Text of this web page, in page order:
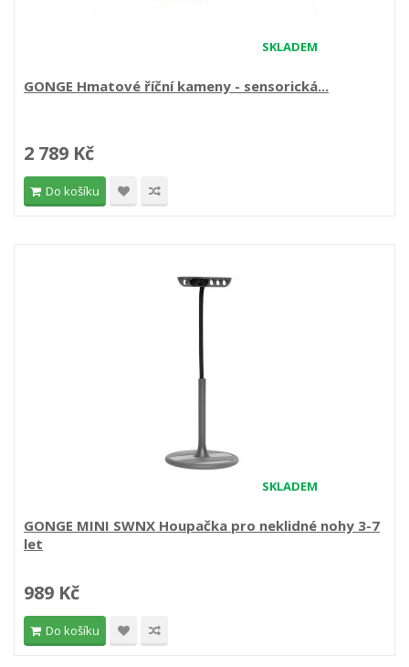
SKLADEM
GONGE Hmatové říční kameny - sensorická...
2 789 Kč
Do košíku
SKLADEM
GONGE MINI SWNX Houpačka pro neklidné nohy 3-7
let
989 Kč
Do košíku